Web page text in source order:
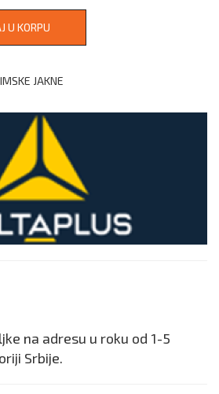
JAKNE
na adresu u roku od 1-5
Srbije.